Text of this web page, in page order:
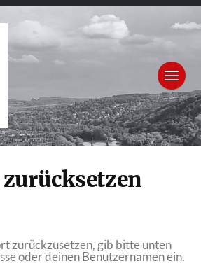
zurückzusetzen, gib bitte unten
oder deinen Benutzernamen ein.